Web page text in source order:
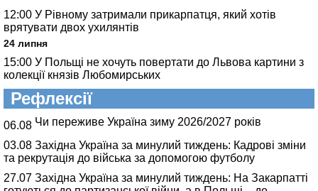
12:00 У Рівному затримали прикарпатця, який хотів
врятувати двох ухилянтів
24 липня
15:00 У Польщі не хочуть повертати до Львова картини з
колекції князів Любомирських
Рефлексії
06.08 Чи переживе Україна зиму 2026/2027 років
03.08 Західна Україна за минулий тиждень: Кадрові зміни
та рекрутація до війська за допомогою футболу
27.07 Західна Україна за минулий тиждень: На Закарпатті